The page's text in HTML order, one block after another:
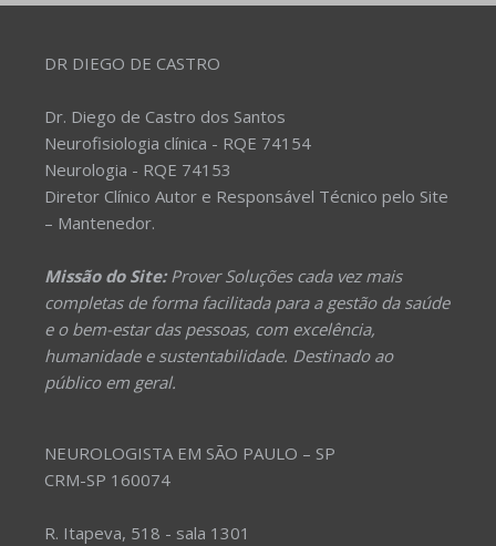
DR DIEGO DE CASTRO
Dr. Diego de Castro dos Santos
Neurofisiologia clínica - RQE 74154
Neurologia - RQE 74153
Diretor Clínico Autor e Responsável Técnico pelo Site
– Mantenedor.
Missão do Site:Prover Soluções cada vez mais
completas de forma facilitada para a gestão da saúde
e o bem-estar das pessoas, com excelência,
humanidade e sustentabilidade. Destinado ao
público em geral.
NEUROLOGISTA EM SÃO PAULO – SP
CRM-SP 160074
R. Itapeva, 518 - sala 1301